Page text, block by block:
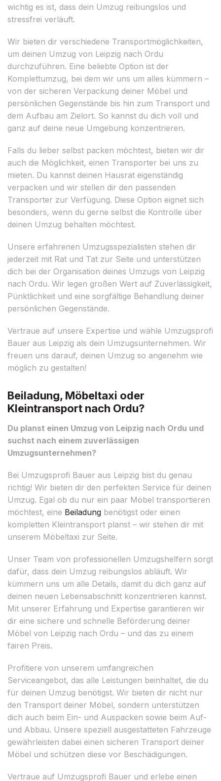
wichtig es ist, dass dein Umzug reibungslos und
stressfrei verläuft.
Wir bieten dir verschiedene Transportmöglichkeiten,
um deinen Umzug von Leipzig nach Ordu
durchzuführen. Eine beliebte Option ist der
Komplettumzug, bei dem wir uns um alles kümmern –
von der sicheren Verpackung deiner Möbel und
persönlichen Gegenstände bis hin zum Transport und
dem Aufbau am Zielort. So kannst du dich voll und
ganz auf deine neue Umgebung konzentrieren.
Falls du lieber selbst packen möchtest, bieten wir dir
auch die Möglichkeit, einen Transporter bei uns zu
mieten. Du kannst deinen Hausrat eigenständig
verpacken und wir stellen dir den passenden
Transporter zur Verfügung. Diese Option eignet sich
besonders, wenn du gerne selbst die Kontrolle über
deinen Umzug behalten möchtest.
Unsere erfahrenen Umzugsspezialisten stehen dir
jederzeit mit Rat und Tat zur Seite und unterstützen
dich bei der Organisation deines Umzugs von Leipzig
nach Ordu. Wir legen großen Wert auf Zuverlässigkeit,
Pünktlichkeit und eine sorgfältige Behandlung deiner
persönlichen Gegenstände.
Vertraue auf unsere Expertise und wähle Umzugsprofi
Bauer aus Leipzig als dein Umzugsunternehmen. Wir
freuen uns darauf, deinen Umzug so angenehm wie
möglich zu gestalten!
Beiladung, Möbeltaxi oder
Kleintransport nach Ordu?
Du planst einen Umzug von Leipzig nach Ordu und
suchst nach einem zuverlässigen
Umzugsunternehmen?
Bei Umzugsprofi Bauer aus Leipzig bist du genau
richtig! Wir bieten dir den perfekten Service für deinen
Umzug. Egal ob du nur ein paar Möbel transportieren
möchtest, eine Beiladung benötigst oder einen
kompletten Kleintransport planst – wir stehen dir mit
unserem Möbeltaxi zur Seite.
Unser Team von professionellen Umzugshelfern sorgt
dafür, dass dein Umzug reibungslos abläuft. Wir
kümmern uns um alle Details, damit du dich ganz auf
deinen neuen Lebensabschnitt konzentrieren kannst.
Mit unserer Erfahrung und Expertise garantieren wir
dir eine sichere und schnelle Beförderung deiner
Möbel von Leipzig nach Ordu – und das zu einem
fairen Preis.
Profitiere von unserem umfangreichen
Serviceangebot, das alle Leistungen beinhaltet, die du
für deinen Umzug benötigst. Wir bieten dir nicht nur
den Transport deiner Möbel, sondern unterstützen
dich auch beim Ein- und Auspacken sowie beim Auf-
und Abbau. Unsere speziell ausgestatteten Fahrzeuge
gewährleisten dabei einen sicheren Transport deiner
Möbel und schützen diese vor Beschädigungen.
Vertraue auf Umzugsprofi Bauer und erlebe einen